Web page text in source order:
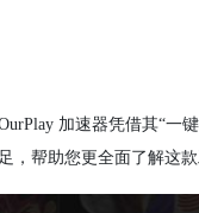
加速器凭借其“一
帮助您更全面了解这款